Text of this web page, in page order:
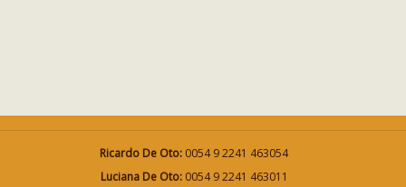
Ricardo De Oto: 0054 9 2241 463054
Luciana De Oto:0054 9 2241 463011